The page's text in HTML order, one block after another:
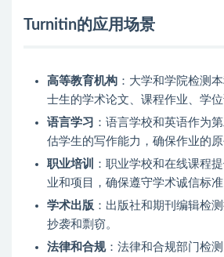
Turnitin的应用场景
高等教育机构 ：大学和学院检测
士生的学术论文、课程作业、学位
语言学习 ：语言学校和英语作为
估学生的写作能力，确保作业的原
职业培训
：职业学校和在线课程
业和项目，确保遵守学术诚信标准
学术出版 ：出版社和期刊编辑检
抄袭和剽窃。
法律和合规：法律和合规部门检